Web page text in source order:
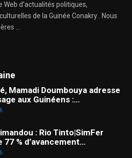
Web d'actualités politiques,
de la Guinée Conakry . Nous
...
Mamadi Doumbouya adresse
aux Guinéens :…
: Rio Tinto|SimFer
77 % d’avancement…